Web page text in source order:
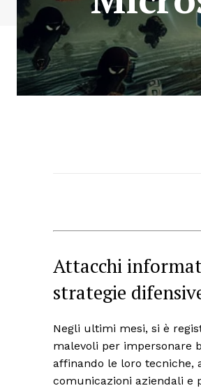
Attacchi
strategie
Negli ultimi mesi, si è
malevoli per impersonare
affinando le loro tecniche,
comunicazioni aziendali e